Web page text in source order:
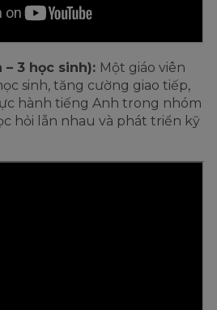
– 3 học sinh): Một giáo viên
sinh, tăng cường giao tiếp,
hành tiếng Anh trong nhóm
hỏi lẫn nhau và phát triển kỹ